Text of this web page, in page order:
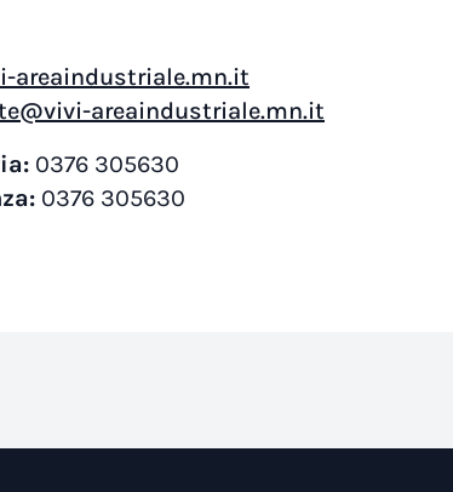
areaindustriale.mn.it
areaindustriale.mn.it
0376 305630
0376 305630